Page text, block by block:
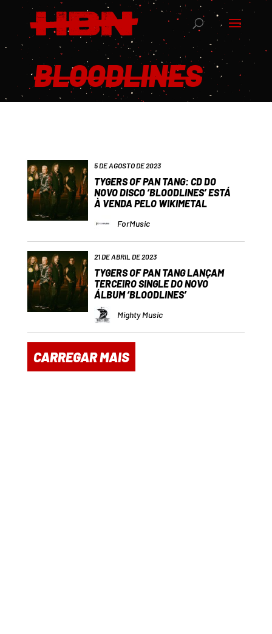
BLOODLINES
5 DE AGOSTO DE 2023
TYGERS OF PAN TANG: CD DO
NOVO DISCO ‘BLOODLINES’ ESTÁ
À VENDA PELO WIKIMETAL
ForMusic
21 DE ABRIL DE 2023
TYGERS OF PAN TANG LANÇAM
TERCEIRO SINGLE DO NOVO
ÁLBUM ‘BLOODLINES’
Mighty Music
CARREGAR MAIS